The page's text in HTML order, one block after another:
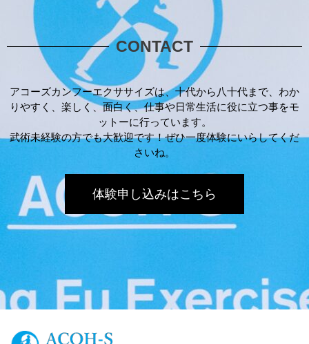
CONTACT
アコーズカンフーエクササイズは、十代から八十代まで、わか
りやすく、楽しく、面白く、仕事や日常生活に役に立つ事をモ
ットーに行っています。
武術未経験の方でも大歓迎です！ぜひ一度体験にいらしてくだ
さいね。
体験申し込みはこちら